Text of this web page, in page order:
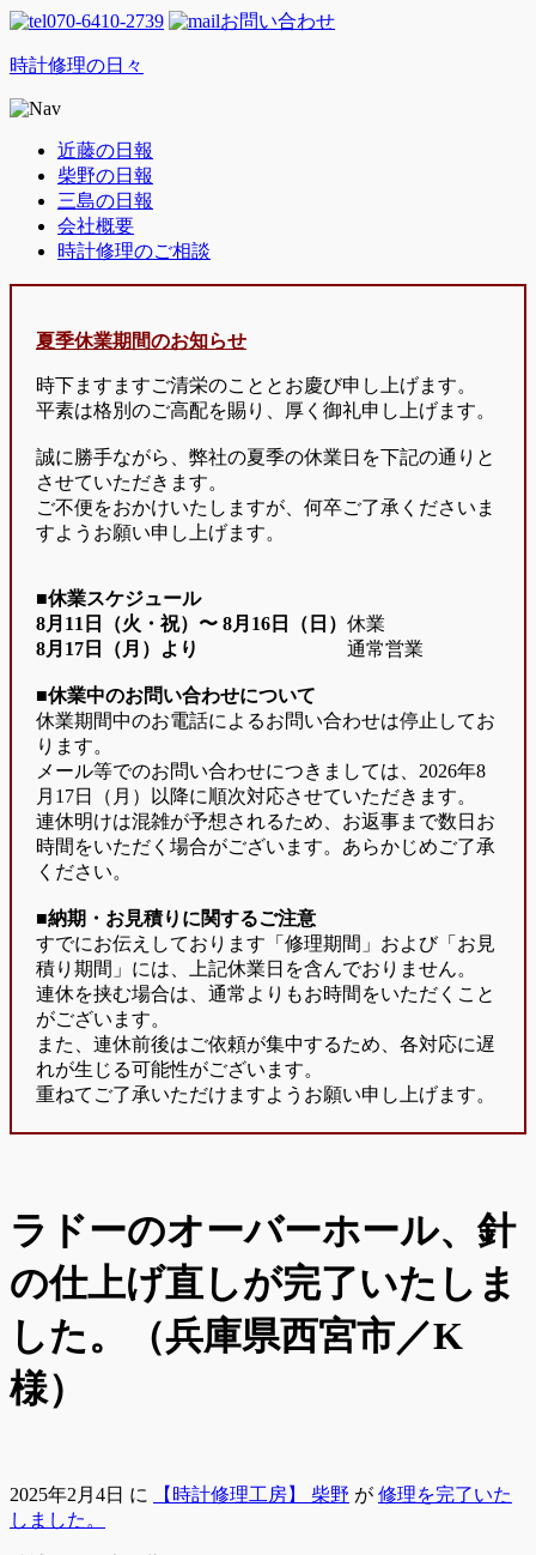
070-6410-2739 お問い合わせ
時計修理の日々
近藤の日報
柴野の日報
三島の日報
会社概要
時計修理のご相談
夏季休業期間のお知らせ
時下ますますご清栄のこととお慶び申し上げます。
平素は格別のご高配を賜り、厚く御礼申し上げます。
誠に勝手ながら、弊社の夏季の休業日を下記の通りと
させていただきます。
ご不便をおかけいたしますが、何卒ご了承くださいま
すようお願い申し上げます。
■休業スケジュール
8月11日（火・祝）〜 8月16日（日） 休業
8月17日（月）より
通常営業
■休業中のお問い合わせについて
休業期間中のお電話によるお問い合わせは停止してお
ります。
メール等でのお問い合わせにつきましては、2026年8
月17日（月）以降に順次対応させていただきます。
連休明けは混雑が予想されるため、お返事まで数日お
時間をいただく場合がございます。あらかじめご了承
ください。
■納期・お見積りに関するご注意
すでにお伝えしております「修理期間」および「お見
積り期間」には、上記休業日を含んでおりません。
連休を挟む場合は、通常よりもお時間をいただくこと
がございます。
また、連休前後はご依頼が集中するため、各対応に遅
れが生じる可能性がございます。
重ねてご了承いただけますようお願い申し上げます。
ラドーのオーバーホール、針
の仕上げ直しが完了いたしま
した。（兵庫県西宮市／K
様）
2025年2月4日 に 【時計修理工房】 柴野 が 修理を完了いた
しました。